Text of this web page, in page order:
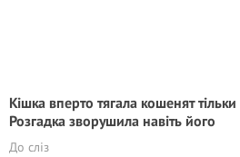
Кішка вперто тягала кошенят
Розгадка зворушила навіть його
До сліз